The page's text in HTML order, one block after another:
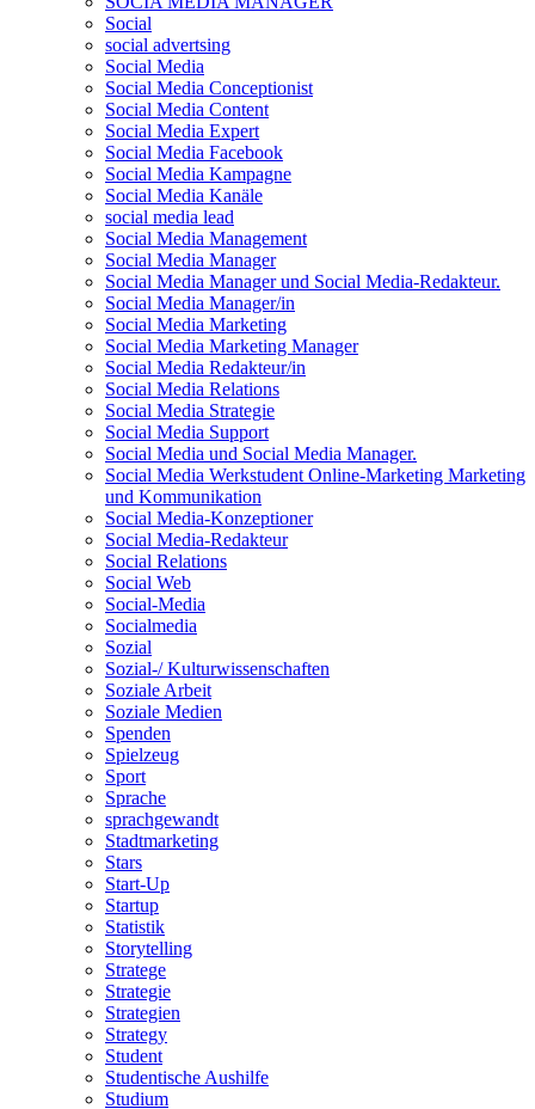
Social
social advertsing
Social Media
Social Media Conceptionist
Social Media Content
Social Media Expert
Social Media Facebook
Social Media Kampagne
Social Media Kanäle
social media lead
Social Media Management
Social Media Manager
Social Media Manager und Social Media-Redakteur.
Social Media Manager/in
Social Media Marketing
Social Media Marketing Manager
Social Media Redakteur/in
Social Media Relations
Social Media Strategie
Social Media Support
Social Media und Social Media Manager.
Social Media Werkstudent Online-Marketing Marketing
und Kommunikation
Social Media-Konzeptioner
Social Media-Redakteur
Social Relations
Social Web
Social-Media
Socialmedia
Sozial
Sozial-/ Kulturwissenschaften
Soziale Arbeit
Soziale Medien
Spenden
Spielzeug
Sport
Sprache
sprachgewandt
Stadtmarketing
Stars
Start-Up
Startup
Statistik
Storytelling
Stratege
Strategie
Strategien
Strategy
Student
Studentische Aushilfe
Studium